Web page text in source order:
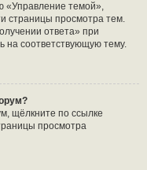
«Управление темой»,
страницы просмотра тем.
ответа» при
на соответствующую тему.
щёлкните по ссылке
просмотра